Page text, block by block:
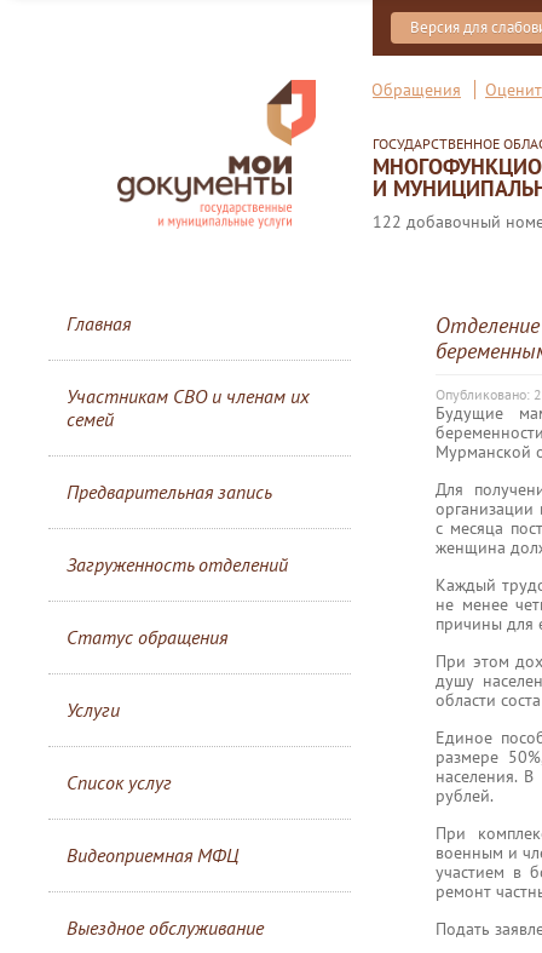
Версия для
Обращения
ГОСУДАРСТВЕННОЕ
И
122 добавочный
Главная
Участникам СВО и членам их
семей
Предварительная запись
Загруженность отделений
Статус обращения
Услуги
Список услуг
Видеоприемная МФЦ
Выездное обслуживание
Опубликовано:
Будущие
Мурманской
Для
организации
с месяца
женщина
Каждый
не менее
причины для
При этом
душу
области
Единое
размере
населения.
рублей.
При
военным и
участием в
ремонт
Подать